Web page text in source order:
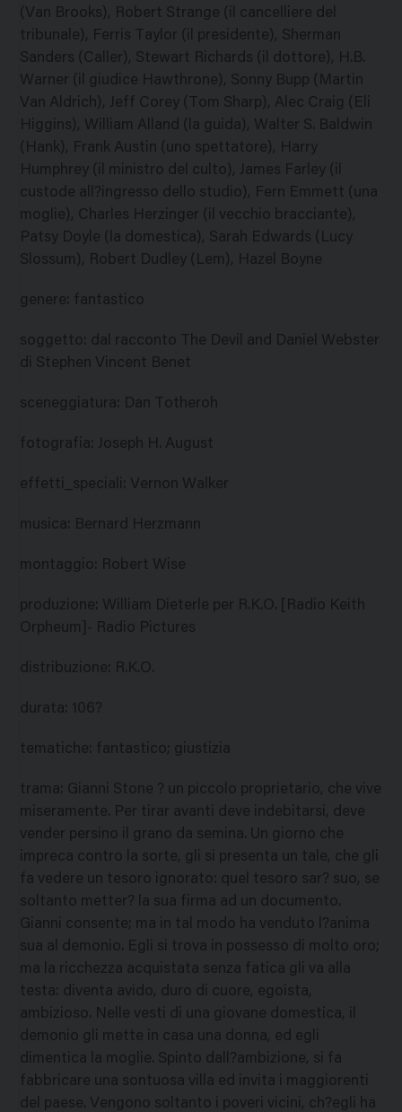
(Van Brooks), Robert Strange (il cancelliere del
tribunale), Ferris Taylor (il presidente), Sherman
Sanders (Caller), Stewart Richards (il dottore), H.B.
Warner (il giudice Hawthrone), Sonny Bupp (Martin
Van Aldrich), Jeff Corey (Tom Sharp), Alec Craig (Eli
Higgins), William Alland (la guida), Walter S. Baldwin
(Hank), Frank Austin (uno spettatore), Harry
Humphrey (il ministro del culto), James Farley (il
custode all?ingresso dello studio), Fern Emmett (una
moglie), Charles Herzinger (il vecchio bracciante),
Patsy Doyle (la domestica), Sarah Edwards (Lucy
Slossum), Robert Dudley (Lem), Hazel Boyne
genere: fantastico
soggetto: dal racconto The Devil and Daniel Webster
di Stephen Vincent Benet
sceneggiatura: Dan Totheroh
fotografia: Joseph H. August
effetti_speciali: Vernon Walker
musica: Bernard Herzmann
montaggio: Robert Wise
produzione: William Dieterle per R.K.O. [Radio Keith
Orpheum]- Radio Pictures
distribuzione: R.K.O.
durata: 106?
tematiche: fantastico; giustizia
trama: Gianni Stone ? un piccolo proprietario, che vive
miseramente. Per tirar avanti deve indebitarsi, deve
vender persino il grano da semina. Un giorno che
impreca contro la sorte, gli si presenta un tale, che gli
fa vedere un tesoro ignorato: quel tesoro sar? suo, se
soltanto metter? la sua firma ad un documento.
Gianni consente; ma in tal modo ha venduto l?anima
sua al demonio. Egli si trova in possesso di molto oro;
ma la ricchezza acquistata senza fatica gli va alla
testa: diventa avido, duro di cuore, egoista,
ambizioso. Nelle vesti di una giovane domestica, il
demonio gli mette in casa una donna, ed egli
dimentica la moglie. Spinto dall?ambizione, si fa
fabbricare una sontuosa villa ed invita i maggiorenti
del paese. Vengono soltanto i poveri vicini, ch?egli ha